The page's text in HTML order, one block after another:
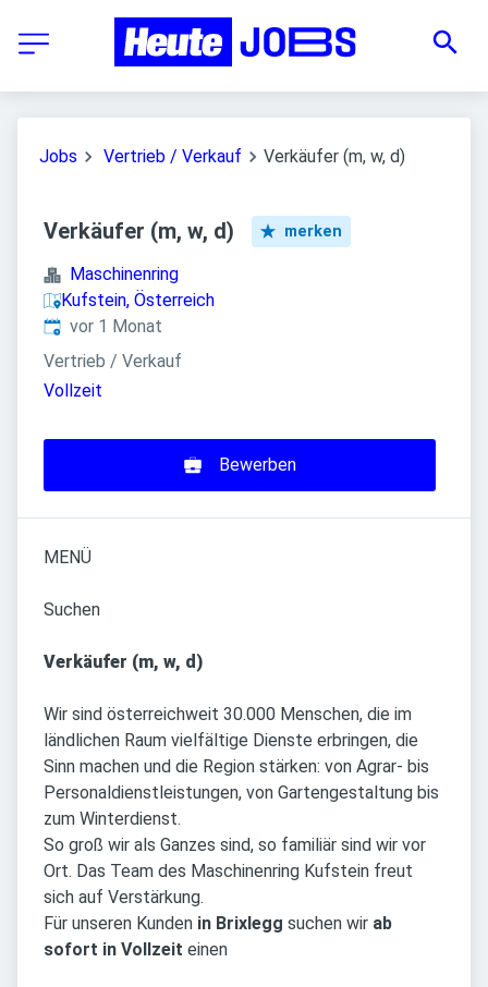
Jobs Vertrieb / Verkauf Verkäufer (m, w, d)
Verkäufer (m, w, d) merken
Maschinenring
Kufstein, Österreich
Veröffentlicht:
vor 1 Monat
Vertrieb / Verkauf
Vollzeit
Bewerben
MENÜ
Suchen
Verkäufer (m, w, d)
Wir sind österreichweit 30.000 Menschen, die im
ländlichen Raum vielfältige Dienste erbringen, die
Sinn machen und die Region stärken: von Agrar- bis
Personaldienstleistungen, von Gartengestaltung bis
zum Winterdienst.
So groß wir als Ganzes sind, so familiär sind wir vor
Ort. Das Team des Maschinenring Kufstein freut
sich auf Verstärkung.
Für unseren Kunden in Brixlegg suchen wir ab
sofort in Vollzeit einen